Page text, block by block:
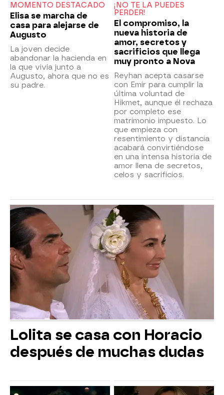
MOMENTO DESTACADO
Elisa se marcha de
casa para alejarse de
Augusto
La joven decide
abandonar la hacienda en
la que vivía junto a
Augusto, ahora que no es
su padre.
¡NO TE LA PUEDES
PERDER!
El compromiso, la
nueva historia de
amor, secretos y
sacrificios que llega
muy pronto a Nova
Reyhan acepta casarse
con Emir para cumplir la
última voluntad de
Hikmet, aunque él rechaza
por completo ese
matrimonio impuesto. Lo
que empieza con
resentimiento y distancia
acabará convirtiéndose
en una intensa historia de
amor llena de secretos,
celos y sacrificios.
Lolita se casa con Horacio
después de muchas dudas